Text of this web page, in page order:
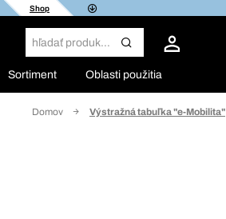
Shop
Sortiment Oblasti použitia
Domov Výstražná tabuľka "e-Mobilita"